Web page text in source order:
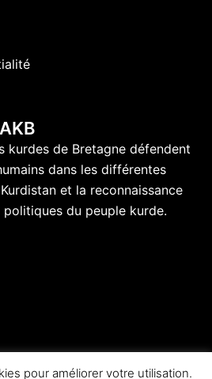
kurdes de Bretagne défendent
dans les différentes
et la reconnaissance
du peuple kurde.
pour améliorer votre utilisation.